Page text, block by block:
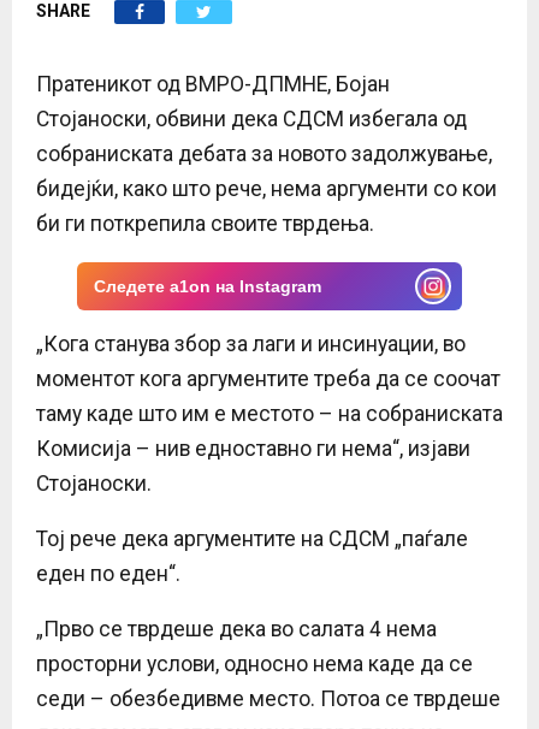
E
N
U
SHARE
Пратеникот од ВМРО-ДПМНЕ, Бојан
Стојаноски, обвини дека СДСМ избегала од
собраниската дебата за новото задолжување,
бидејќи, како што рече, нема аргументи со кои
би ги поткрепила своите тврдења.
Следете a1on на Instagram
„Кога станува збор за лаги и инсинуации, во
моментот кога аргументите треба да се соочат
таму каде што им е местото – на собраниската
Комисија – нив едноставно ги нема“, изјави
Стојаноски.
Тој рече дека аргументите на СДСМ „паѓале
еден по еден“.
„Прво се тврдеше дека во салата 4 нема
просторни услови, односно нема каде да се
седи – обезбедивме место. Потоа се тврдеше